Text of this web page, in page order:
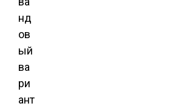
нд
ов
ый
ва
ри
ант